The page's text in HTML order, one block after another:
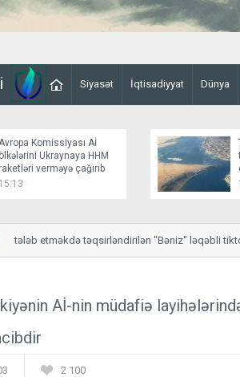
Siyasət İqtisadiyyat Dünya
Komissiyası Aİ
ölkələrini Ukraynaya HHM
raketləri verməyə çağırıb
15:13
etməkdə təqsirləndirilən "Bəniz" ləqəbli
Aİ-nin müdafiə
2 100